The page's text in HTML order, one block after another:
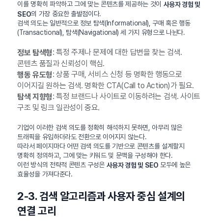
이를 명확히 파악하고 그에 맞는 콘텐츠를 제공하는 것이 사용자 경험 및
SEO의 가장 중요한 출발점이다.
검색 의도는 일반적으로 정보 탐색(Informational), 구매 혹은 행동
(Transactional), 탐색(Navigational) 세 가지 유형으로 나뉜다.
정보 탐색형: 특정 주제나 문제에 대한 답변을 찾는 검색.
콘텐츠 품질과 신뢰성이 핵심.
행동 유도형: 상품 구매, 서비스 신청 등 명확한 행동으로
이어지길 원하는 검색. 명확한 CTA(Call to Action)가 필요.
탐색 지향형: 특정 브랜드나 사이트로 이동하려는 검색. 사이트
구조 및 링크 일관성이 중요.
기업이 이러한 검색 의도를 정확히 해석하지 못하면, 아무리 많은
트래픽을 유입하더라도 전환으로 이어지지 않는다.
따라서 페이지마다 어떤 검색 의도를 기반으로 콘텐츠를 설계할지
명확히 정의하고, 그에 맞는 키워드 및 문맥을 구성해야 한다.
이런 방식의 전략적 콘텐츠 구성은 사용자 경험 및 SEO 모두에 높은
효율성을 가져다준다.
2-3. 검색 알고리즘과 사용자 중심 설계의
연결 고리